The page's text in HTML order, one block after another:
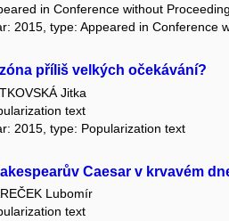
in Conference without
2015, type: Appeared in Conference
příliš velkých očekávání?
Jitka
text
2015, type: Popularization text
Caesar v krvavém
Lubomír
text